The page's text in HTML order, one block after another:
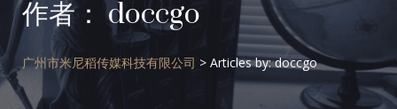
作者：doccgo
广州市米尼稻传媒科技有限公司 > Articles by: doccgo